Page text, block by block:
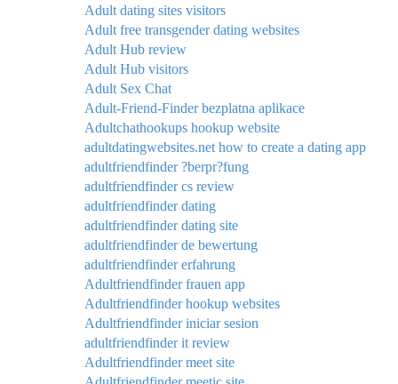
Adult dating sites visitors
Adult free transgender dating websites
Adult Hub review
Adult Hub visitors
Adult Sex Chat
Adult-Friend-Finder bezplatna aplikace
Adultchathookups hookup website
adultdatingwebsites.net how to create a dating app
adultfriendfinder ?berpr?fung
adultfriendfinder cs review
adultfriendfinder dating
adultfriendfinder dating site
adultfriendfinder de bewertung
adultfriendfinder erfahrung
Adultfriendfinder frauen app
Adultfriendfinder hookup websites
Adultfriendfinder iniciar sesion
adultfriendfinder it review
Adultfriendfinder meet site